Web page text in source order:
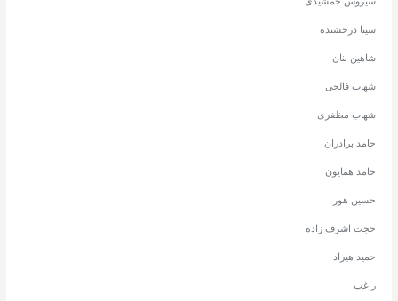
سینا درخشنده
شاهین بنان
شهاب فالجی
شهاب مظفری
حامد برادران
حامد همایون
حسین هور
حجت اشرف زاده
حمید هیراد
راغب